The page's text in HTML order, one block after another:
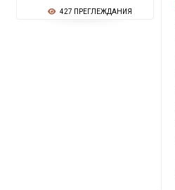
427 ПРЕГЛЕЖДАНИЯ